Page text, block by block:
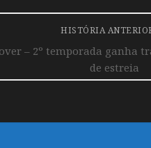
HISTÓRIA
– 2º temporada ganha
de estreia